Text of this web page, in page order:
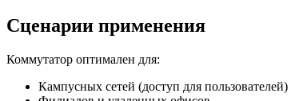
Сценарии применения
Коммутатор оптимален для:
Кампусных сетей (доступ для пользователей)